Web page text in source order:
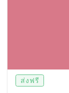
ส่งฟรี